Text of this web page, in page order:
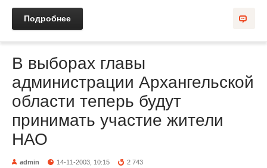
Подробнее
В выборах главы
администрации Архангельской
области теперь будут
принимать участие жители
НАО
admin 14-11-2003, 10:15 2 743